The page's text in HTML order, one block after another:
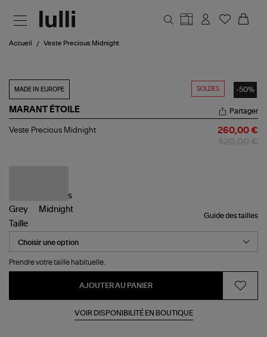
Accueil Veste Precious Midnight
SOLDES -50%
MADE IN EUROPE
MARANT ÉTOILE
Veste
Partager
Veste Precious Midnight 260,00 €
Guide des tailles
Taille
Prendre votre taille habituelle.
AJOUTER AU PANIER
VOIR DISPONIBILITÉ EN BOUTIQUE